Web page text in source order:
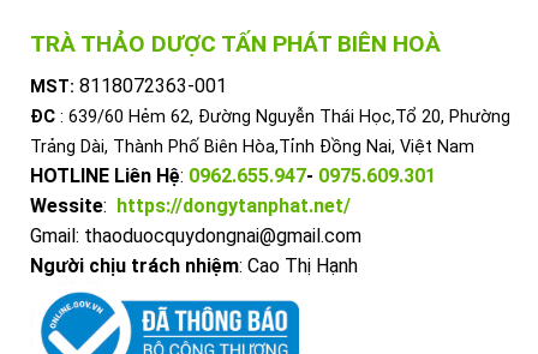
TRÀ THẢO DƯỢC TẤN PHÁT BIÊN HOÀ
MST: 8118072363-001
ĐC : 639/60 Hẻm 62, Đường Nguyễn Thái Học,Tổ 20, Phường
Trảng Dài, Thành Phố Biên Hòa,Tỉnh Đồng Nai, Việt Nam
HOTLINE Liên Hệ: 0962.655.947- 0975.609.301
Wessite: https://dongytanphat.net/
Gmail: thaoduocquydongnai@gmail.com
Người chịu trách nhiệm: Cao Thị Hạnh